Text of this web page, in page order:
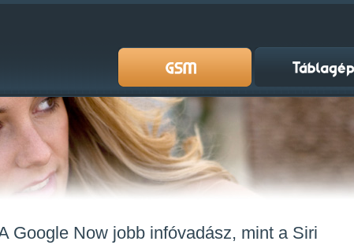
Google Now jobb infóvadász, mint a Siri